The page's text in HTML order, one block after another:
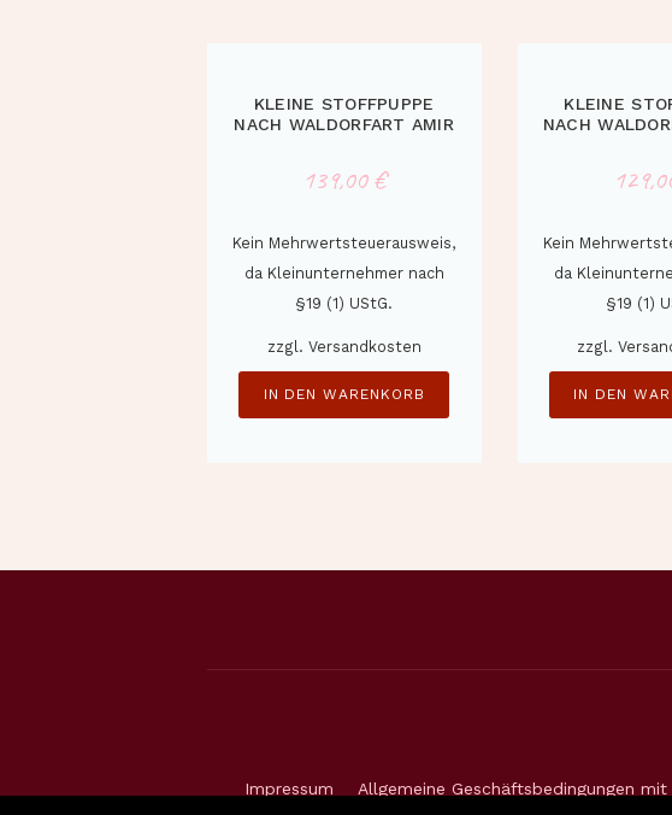
KLEINE STOFFPUPPE
NACH WALDORFART AMIR
139,00€
Kein Mehrwertsteuerausweis,
da Kleinunternehmer nach
§19 (1) UStG.
zzgl. Versandkosten
IN DEN WARENKORB
KLEINE
NACH
Kein
da
§19 (1)
zzgl.
IN DEN
Impressum Allgemeine Geschäftsbedingungen